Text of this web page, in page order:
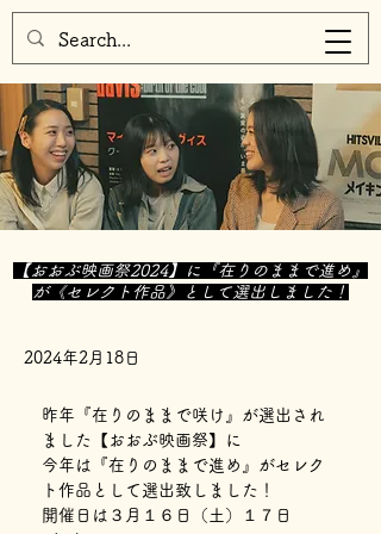
【おおぶ映画祭2024】に『在りのままで進め』
が《セレクト作品》として選出しました！
2024年2月18日
昨年『在りのままで咲け』が選出され
ました【おおぶ映画祭】に
今年は『在りのままで進め』がセレク
ト作品として選出致しました！
開催日は３月１６日（土）１７日